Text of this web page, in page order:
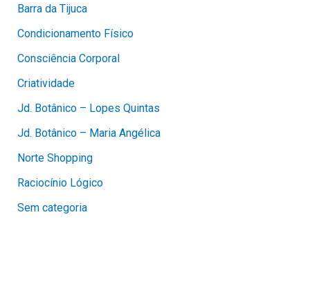
Barra da Tijuca
Condicionamento Físico
Consciência Corporal
Criatividade
Jd. Botânico – Lopes Quintas
Jd. Botânico – Maria Angélica
Norte Shopping
Raciocínio Lógico
Sem categoria